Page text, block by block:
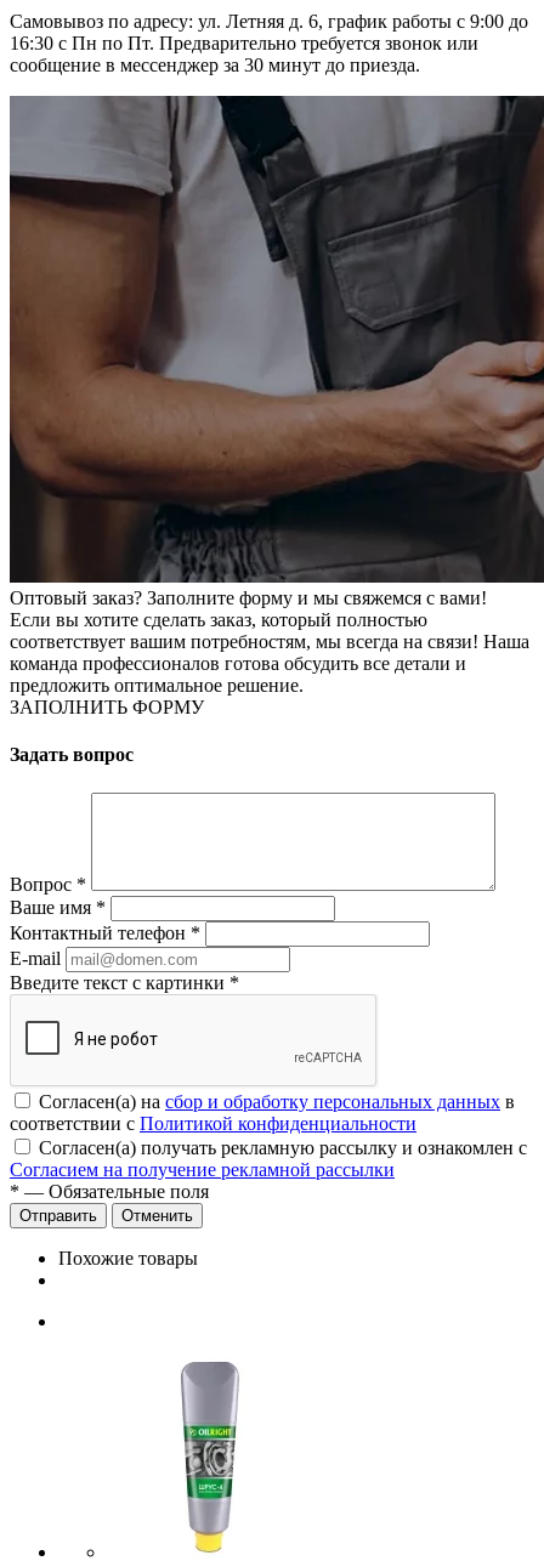
Самовывоз по адресу: ул. Летняя д. 6, график работы с 9:00 до
16:30 с Пн по Пт. Предварительно требуется звонок или
сообщение в мессенджер за 30 минут до приезда.
Оптовый заказ? Заполните форму и мы свяжемся с вами!
Если вы хотите сделать заказ, который полностью
соответствует вашим потребностям, мы всегда на связи! Наша
команда профессионалов готова обсудить все детали и
предложить оптимальное решение.
ЗАПОЛНИТЬ ФОРМУ
Задать вопрос
Вопрос *
Ваше имя *
Контактный телефон *
E-mail
Введите текст с картинки *
Согласен(а) на сбор и обработку персональных данных в
соответствии с Политикой конфиденциальности
Согласен(а) получать рекламную рассылку и ознакомлен с
Согласием на получение рекламной рассылки
* — Обязательные поля
Отменить
Похожие товары